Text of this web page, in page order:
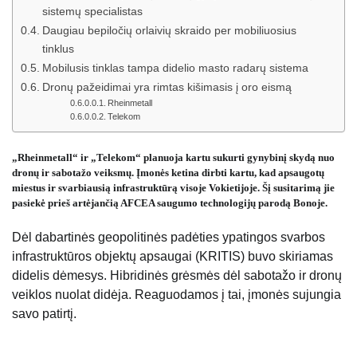
sistemų specialistas
Daugiau bepiločių orlaivių skraido per mobiliuosius
tinklus
Mobilusis tinklas tampa didelio masto radarų sistema
Dronų pažeidimai yra rimtas kišimasis į oro eismą
Rheinmetall
Telekom
„Rheinmetall“ ir „Telekom“ planuoja kartu sukurti gynybinį skydą nuo
dronų ir sabotažo veiksmų. Įmonės ketina dirbti kartu, kad apsaugotų
miestus ir svarbiausią infrastruktūrą visoje Vokietijoje. Šį susitarimą jie
pasiekė prieš artėjančią AFCEA saugumo technologijų parodą Bonoje.
Dėl dabartinės geopolitinės padėties ypatingos svarbos
infrastruktūros objektų apsaugai (KRITIS) buvo skiriamas
didelis dėmesys. Hibridinės grėsmės dėl sabotažo ir dronų
veiklos nuolat didėja. Reaguodamos į tai, įmonės sujungia
savo patirtį.